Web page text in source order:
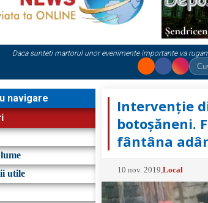
Daca sunteti martorul unor evenimente importante va
navigare
utile
Intervenție
botoșăneni.
fântâna
10 nov. 2019 ,Local